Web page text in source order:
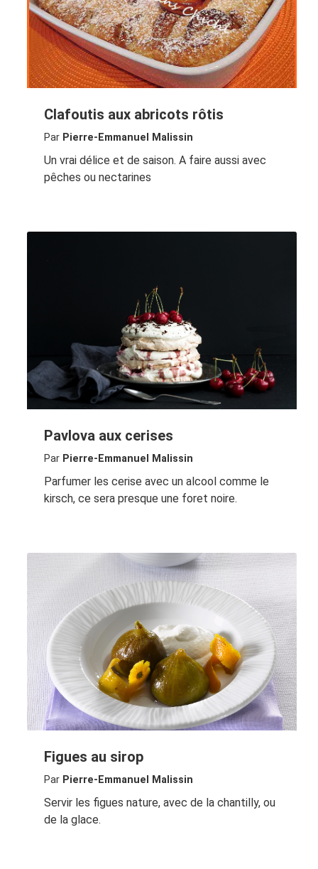
Clafoutis aux abricots rôtis
Par Pierre-Emmanuel Malissin
Un vrai délice et de saison. A faire aussi avec
pêches ou nectarines
Pavlova aux cerises
Par Pierre-Emmanuel Malissin
Parfumer les cerise avec un alcool comme le
kirsch, ce sera presque une foret noire.
Figues au sirop
Par Pierre-Emmanuel Malissin
Servir les figues nature, avec de la chantilly, ou
de la glace.